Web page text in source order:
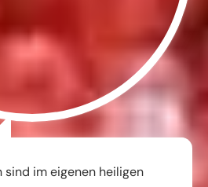
im eigenen heiligen